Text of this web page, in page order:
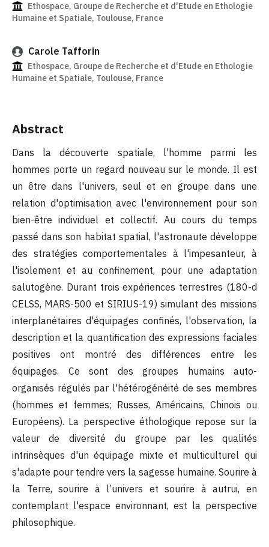
Ethospace, Groupe de Recherche et d'Etude en Ethologie
Humaine et Spatiale, Toulouse, France
Carole Tafforin
Ethospace, Groupe de Recherche et d'Etude en Ethologie
Humaine et Spatiale, Toulouse, France
Abstract
Dans la découverte spatiale, l'homme parmi les
hommes porte un regard nouveau sur le monde. Il est
un être dans l'univers, seul et en groupe dans une
relation d'optimisation avec l'environnement pour son
bien-être individuel et collectif. Au cours du temps
passé dans son habitat spatial, l'astronaute développe
des stratégies comportementales à l'impesanteur, à
l'isolement et au confinement, pour une adaptation
salutogène. Durant trois expériences terrestres (180-d
CELSS, MARS-500 et SIRIUS-19) simulant des missions
interplanétaires d'équipages confinés, l'observation, la
description et la quantification des expressions faciales
positives ont montré des différences entre les
équipages. Ce sont des groupes humains auto-
organisés régulés par l'hétérogénéité de ses membres
(hommes et femmes; Russes, Américains, Chinois ou
Européens). La perspective éthologique repose sur la
valeur de diversité du groupe par les qualités
intrinsèques d'un équipage mixte et multiculturel qui
s'adapte pour tendre vers la sagesse humaine. Sourire à
la Terre, sourire à l’univers et sourire à autrui, en
contemplant l'espace environnant, est la perspective
philosophique.